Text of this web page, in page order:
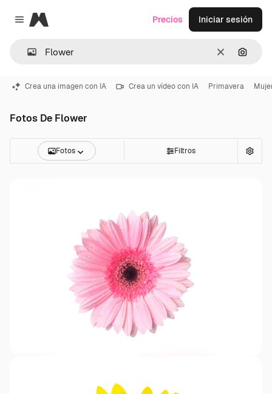
Close menu
Magnific
Borrar
Precios Iniciar sesión
Crea una imagen con IA Crea un vídeo con IA Primavera
Fotos De Flower
Fotos Filtros